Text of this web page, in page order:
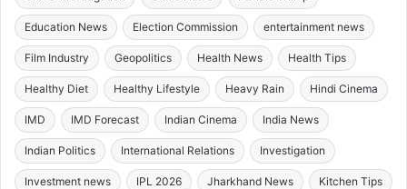
Education News Election Commission entertainment news
Film Industry Geopolitics Health News Health Tips
Healthy Diet Healthy Lifestyle Heavy Rain Hindi Cinema
IMD IMD Forecast Indian Cinema India News
Indian Politics International Relations Investigation
Investment news IPL 2026 Jharkhand News Kitchen Tips